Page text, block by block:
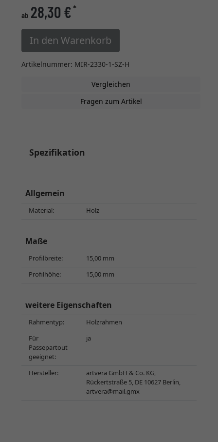
ab 28,30 €*
In den Warenkorb
Artikelnummer: MIR-2330-1-SZ-H
Vergleichen
Fragen zum Artikel
Spezifikation
Allgemein
Material: Holz
Maße
Profilbreite:
15,00 mm
Profilhöhe:
15,00 mm
weitere Eigenschaften
Rahmentyp:
Holzrahmen
Für
Passepartout
geeignet:
ja
Hersteller:
artvera GmbH & Co. KG,
Rückertstraße 5, DE 10627 Berlin,
artvera@mail.gmx